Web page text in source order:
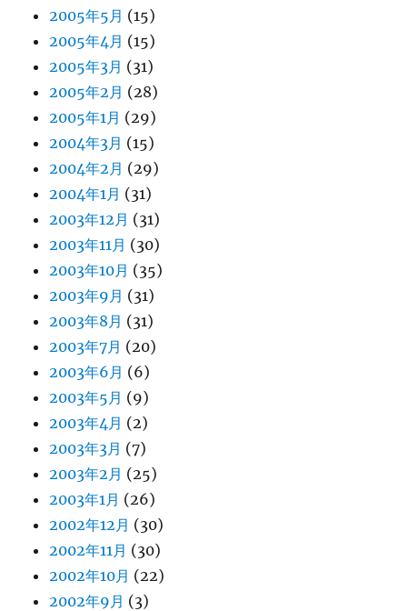
2005年5月 (15)
2005年4月 (15)
2005年3月 (31)
2005年2月 (28)
2005年1月 (29)
2004年3月 (15)
2004年2月 (29)
2004年1月 (31)
2003年12月 (31)
2003年11月 (30)
2003年10月 (35)
2003年9月 (31)
2003年8月 (31)
2003年7月 (20)
2003年6月 (6)
2003年5月 (9)
2003年4月 (2)
2003年3月 (7)
2003年2月 (25)
2003年1月 (26)
2002年12月 (30)
2002年11月 (30)
2002年10月 (22)
2002年9月 (3)